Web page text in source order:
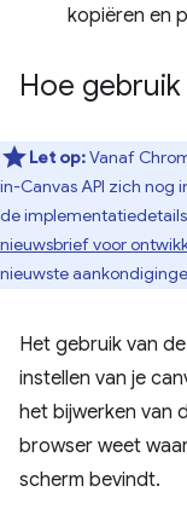
kopiëren en
Hoe gebruik
Let op:Vanaf
in-Canvas API zich nog
de
nieuwsbrief voor
nieuwste
Het gebruik van
instellen van je
het bijwerken van
browser weet
scherm bevindt.